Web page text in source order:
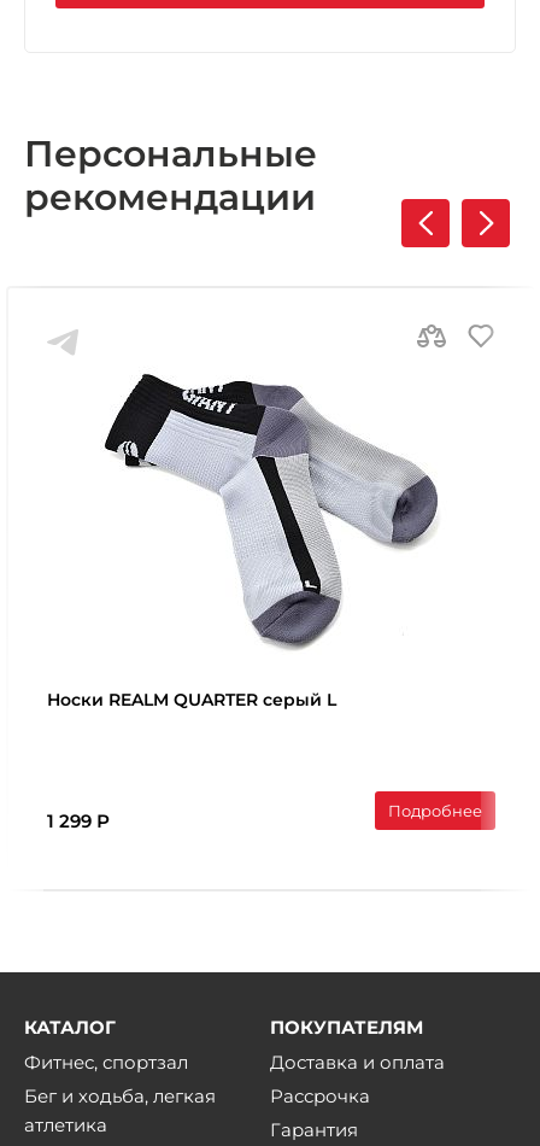
Персональные
рекомендации
Носки REALM QUARTER серый L
1 299 Р Подробнее
КАТАЛОГ
Фитнес, спортзал
Бег и ходьба, легкая
атлетика
ПОКУПАТЕЛЯМ
Доставка и оплата
Рассрочка
Гарантия